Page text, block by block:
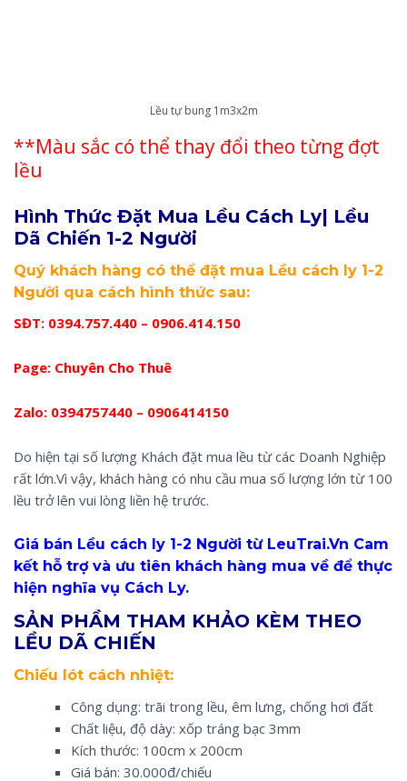
Lều tự bung 1m3x2m
**Màu sắc có thể thay đổi theo từng đợt
lều
Hình Thức Đặt Mua Lều Cách Ly| Lều
Dã Chiến 1-2 Người
Quý khách hàng có thể đặt mua Lều cách ly 1-2
Người qua cách hình thức sau:
SĐT: 0394.757.440 – 0906.414.150
Page: Chuyên Cho Thuê
Zalo: 0394757440 – 0906414150
Do hiện tại số lượng Khách đặt mua lều từ các Doanh Nghiệp
rất lớn.Vì vậy, khách hàng có nhu cầu mua số lượng lớn từ 100
lều trở lên vui lòng liền hệ trước.
Giá bán Lều cách ly 1-2 Người từ LeuTrai.Vn Cam
kết hỗ trợ và ưu tiên khách hàng mua về để thực
hiện nghĩa vụ Cách Ly.
SẢN PHẦM THAM KHẢO KÈM THEO
LỀU DÃ CHIẾN
Chiếu lót cách nhiệt:
Công dụng: trãi trong lều, êm lưng, chống hơi đất
Chất liệu, độ dày: xốp tráng bạc 3mm
Kích thước: 100cm x 200cm
Giá bán: 30.000đ/chiếu